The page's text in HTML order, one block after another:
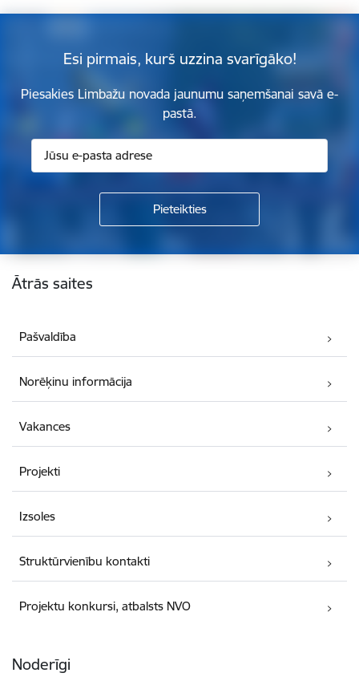
Esi pirmais, kurš uzzina svarīgāko!
Piesakies Limbažu novada jaunumu saņemšanai savā e-
pastā.
Kājene
Ātrās saites
Pašvaldība
Norēķinu informācija
Vakances
Projekti
Izsoles
Struktūrvienību kontakti
Projektu konkursi, atbalsts NVO
Noderīgi